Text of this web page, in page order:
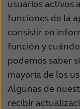
usuarios activos
funciones de la
consistir en
función y
podemos saber
mayoría de los
Algunas de
recibir